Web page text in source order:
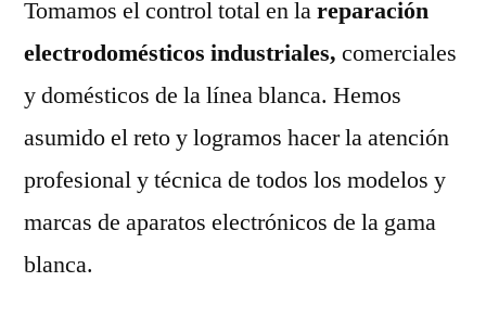
Tomamos el control total en lareparación
electrodomésticos industriales, comerciales
y domésticos de la línea blanca. Hemos
asumido el reto y logramos hacer la atención
profesional y técnica de todos los modelos y
marcas de aparatos electrónicos de la gama
blanca.